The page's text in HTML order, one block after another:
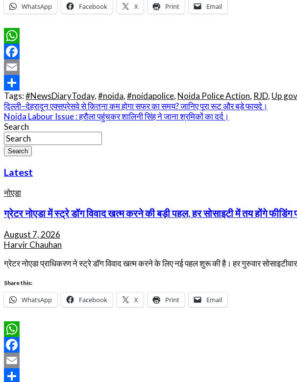
WhatsApp Facebook X Print Email
WhatsApp
Facebook
Email
Share
Tags:#NewsDiaryToday,#noida,#noidapolice, Noida Police Action, RJD, Up
Post
navigation
दिल्ली–देहरादून एक्सप्रेसवे से कितना कम होगा सफर का समय? जानिए पूरा रूट और बड़े फायदे।
Noida Labour Issue : हरौला पहुंचकर शालिनी सिंह ने जाना श्रमिकों का दर्द।
Search
Search
Latest
नोएडा
ग्रेटर नोएडा में स्ट्रे डॉग विवाद खत्म करने की बड़ी पहल, हर सोसाइटी में तय होंगे फीडिंग
August 7, 2026
Harvir Chauhan
ग्रेटर नोएडा प्राधिकरण ने स्ट्रे डॉग विवाद खत्म करने के लिए नई पहल शुरू की है। हर गुरुवार
Share this:
WhatsApp Facebook X Print Email
WhatsApp
Facebook
Email